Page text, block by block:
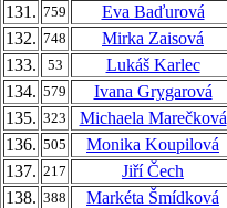
131. 759 Eva Baďurová
132. 748 Mirka Zaisová
133.
53 Lukáš Karlec
134. 579 Ivana Grygarová
135. 323 Michaela Marečková
136. 505 Monika Koupilová
137. 217 Jiří Čech
138. 388 Markéta Šmídková